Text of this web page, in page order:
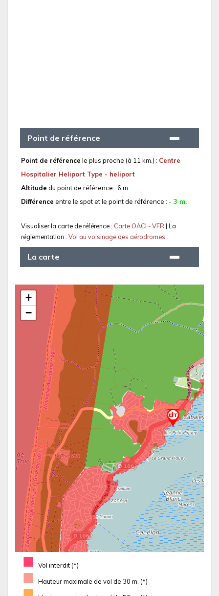
Point de référence
Point de référence le plus proche (à 11 km.) : Centre
Hospitalier Heliport Type - heliport
Altitude du point de référence : 6 m.
Différence entre le spot et le point de référence : - 3 m.
Visualiser la carte de référence : Carte OACI - VFR| La
réglementation : Vol au voisinage des aérodromes
La carte
■ Vol interdit (*)
■ Hauteur maximale de vol de 30 m. (*)